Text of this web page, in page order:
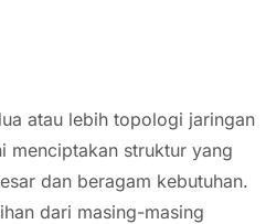
atau lebih topologi jaringan
menciptakan struktur yang
dan beragam kebutuhan.
dari masing-masing